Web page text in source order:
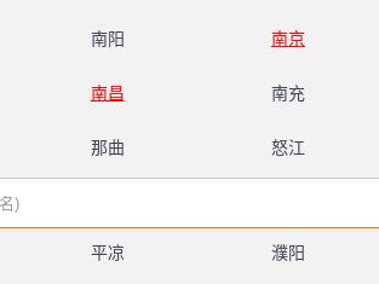
南阳 南京
南昌 南充
那曲 怒江
)
平凉 濮阳